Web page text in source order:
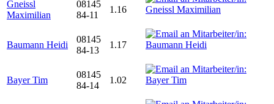
Gneissl
Maximilian
08145
84-11
1.16
Baumann Heidi
08145
84-13
1.17
Bayer Tim
08145
84-14
1.02